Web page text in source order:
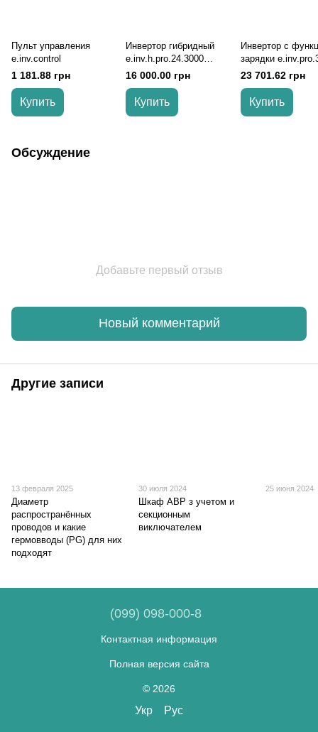
Пульт управления
e.inv.control
1 181.88 грн
Купить
Инвертор гибридный
e.inv.h.pro.24.3000
24/230В 3000Вт
16 000.00 грн
Купить
Инвертор с
зарядки
12/220В 3000Вт,
23 701.62 грн
Купить
Обсуждение
Добавьте первый отзыв
Новый комментарий
Другие записи
13 февраля 2025
Диаметр
распространённых
проводов и какие
гермовводы (PG) для них
подходят
30 июля 2024
Шкаф АВР з учетом и
секционным
виключателем
25 июня 2024
(099) 098-000-8
Контактная информация
Полная версия сайта
© 2026
Укр Рус